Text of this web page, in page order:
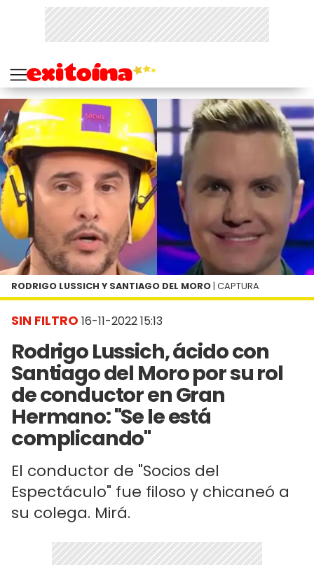
SIN FILTRO 16-11-2022 15:13
Rodrigo Lussich, ácido con
Santiago del Moro por su rol
de conductor en Gran
Hermano: "Se le está
complicando"
El conductor de "Socios del
Espectáculo" fue filoso y chicaneó a
su colega. Mirá.
RODRIGO LUSSICH Y SANTIAGO DEL MORO | CAPTURA